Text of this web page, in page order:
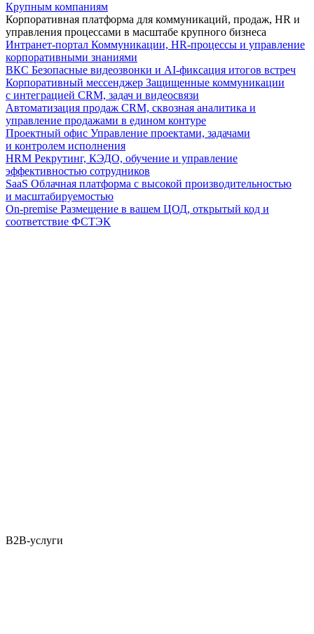
Крупным компаниям
Корпоративная платформа для коммуникаций, продаж, HR и
управления процессами в масштабе крупного бизнеса
Интранет-портал Коммуникации, HR-процессы и управление
корпоративными знаниями
ВКС Безопасные видеозвонки и AI-фиксация итогов встреч
Корпоративный мессенджер Защищенные коммуникации
с интеграцией CRM, задач и видеосвязи
Автоматизация продаж CRM, сквозная аналитика и
управление продажами в едином контуре
Проектный офис Управление проектами, задачами
и контролем исполнения
HRM Рекрутинг, КЭДО, обучение и управление
эффективностью сотрудников
SaaS Облачная платформа с высокой производительностью
и масштабируемостью
On-premise Размещение в вашем ЦОД, открытый код и
соответствие ФСТЭК
B2B-услуги